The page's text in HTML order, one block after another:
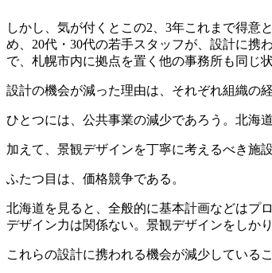
しかし、気が付くとこの2、3年これまで得意
め、20代・30代の若手スタッフが、設計に携
で、札幌市内に拠点を置く他の事務所も同じ状
設計の機会が減った理由は、それぞれ組織の
ひとつには、公共事業の減少であろう。北海
加えて、景観デザインを丁寧に考えるべき施
ふたつ目は、価格競争である。
北海道を見ると、全般的に基本計画などはプ
デザイン力は関係ない。景観デザインをしか
これらの設計に携われる機会が減少している